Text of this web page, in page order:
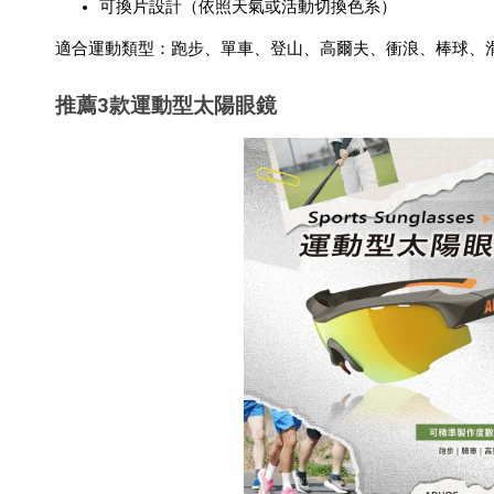
可換片設計（依照天氣或活動切換色系）
適合運動類型：跑步、單車、登山、高爾夫、衝浪、棒球、
推薦3款運動型太陽眼鏡